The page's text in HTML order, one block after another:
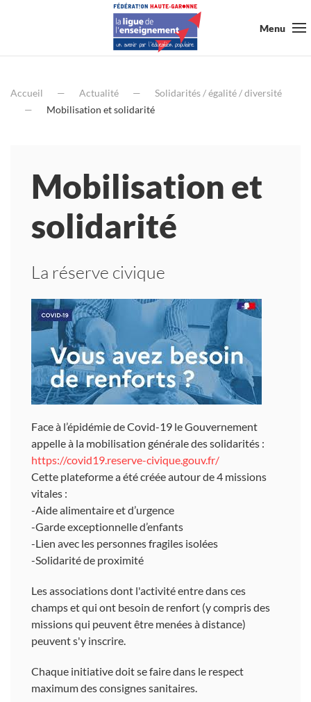
Menu
Accueil Actualité
Solidarités / égalité / diversité
Mobilisation et solidarité
Mobilisation et
solidarité
La réserve civique
Face à l’épidémie de Covid-19 le Gouvernement
appelle à la mobilisation générale des solidarités :
https://covid19.reserve-civique.gouv.fr/
Cette plateforme a été créée autour de 4 missions
vitales :
-Aide alimentaire et d’urgence
-Garde exceptionnelle d’enfants
-Lien avec les personnes fragiles isolées
-Solidarité de proximité
Les associations dont l'activité entre dans ces
champs et qui ont besoin de renfort (y compris des
missions qui peuvent être menées à distance)
peuvent s'y inscrire.
Chaque initiative doit se faire dans le respect
maximum des consignes sanitaires.